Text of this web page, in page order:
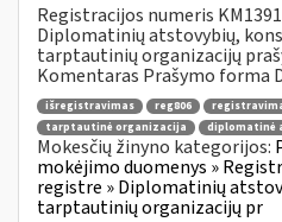
Registracijos numeris
Diplomatinių atstovybių,
tarptautinių organizacijų
Komentaras Prašymo forma
išregistravimas reg806
tarptautinė organizacija
diplomatinė
Mokesčių žinyno kategorijos:
mokėjimo duomenys »
registre » Diplomatinių
tarptautinių organizacijų pr